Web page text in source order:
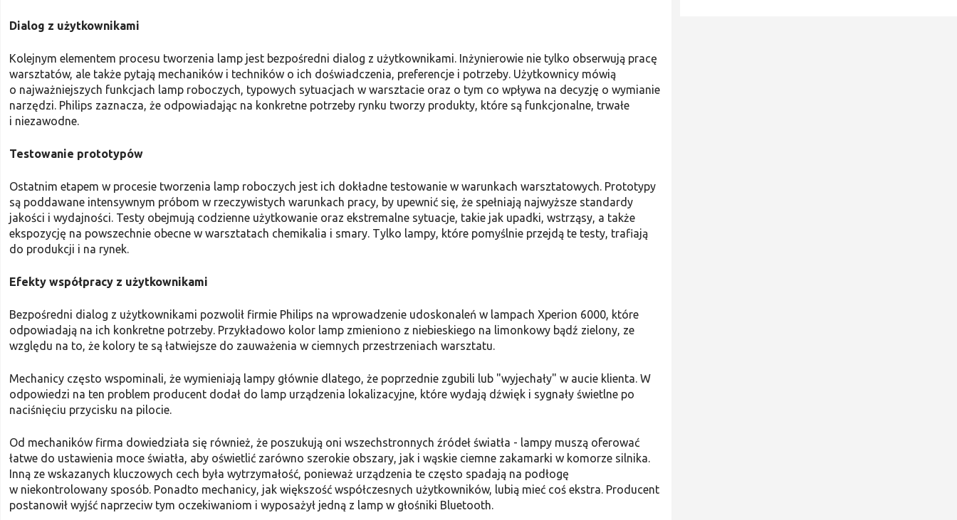
Dialog z użytkownikami
Kolejnym elementem procesu tworzenia lamp jest bezpośredni dialog z użytkownikami. Inżynierowie nie tylko obserwują pracę
warsztatów, ale także pytają mechaników i techników o ich doświadczenia, preferencje i potrzeby. Użytkownicy mówią
o najważniejszych funkcjach lamp roboczych, typowych sytuacjach w warsztacie oraz o tym co wpływa na decyzję o wymianie
narzędzi. Philips zaznacza, że odpowiadając na konkretne potrzeby rynku tworzy produkty, które są funkcjonalne, trwałe
i niezawodne.
Testowanie prototypów
Ostatnim etapem w procesie tworzenia lamp roboczych jest ich dokładne testowanie w warunkach warsztatowych. Prototypy
są poddawane intensywnym próbom w rzeczywistych warunkach pracy, by upewnić się, że spełniają najwyższe standardy
jakości i wydajności. Testy obejmują codzienne użytkowanie oraz ekstremalne sytuacje, takie jak upadki, wstrząsy, a także
ekspozycję na powszechnie obecne w warsztatach chemikalia i smary. Tylko lampy, które pomyślnie przejdą te testy, trafiają
do produkcji i na rynek.
Efekty współpracy z użytkownikami
Bezpośredni dialog z użytkownikami pozwolił firmie Philips na wprowadzenie udoskonaleń w lampach Xperion 6000, które
odpowiadają na ich konkretne potrzeby. Przykładowo kolor lamp zmieniono z niebieskiego na limonkowy bądź zielony, ze
względu na to, że kolory te są łatwiejsze do zauważenia w ciemnych przestrzeniach warsztatu.
Mechanicy często wspominali, że wymieniają lampy głównie dlatego, że poprzednie zgubili lub "wyjechały" w aucie klienta. W
odpowiedzi na ten problem producent dodał do lamp urządzenia lokalizacyjne, które wydają dźwięk i sygnały świetlne po
naciśnięciu przycisku na pilocie.
Od mechaników firma dowiedziała się również, że poszukują oni wszechstronnych źródeł światła - lampy muszą oferować
łatwe do ustawienia moce światła, aby oświetlić zarówno szerokie obszary, jak i wąskie ciemne zakamarki w komorze silnika.
Inną ze wskazanych kluczowych cech była wytrzymałość, ponieważ urządzenia te często spadają na podłogę
w niekontrolowany sposób. Ponadto mechanicy, jak większość współczesnych użytkowników, lubią mieć coś ekstra. Producent
postanowił wyjść naprzeciw tym oczekiwaniom i wyposażył jedną z lamp w głośniki Bluetooth.